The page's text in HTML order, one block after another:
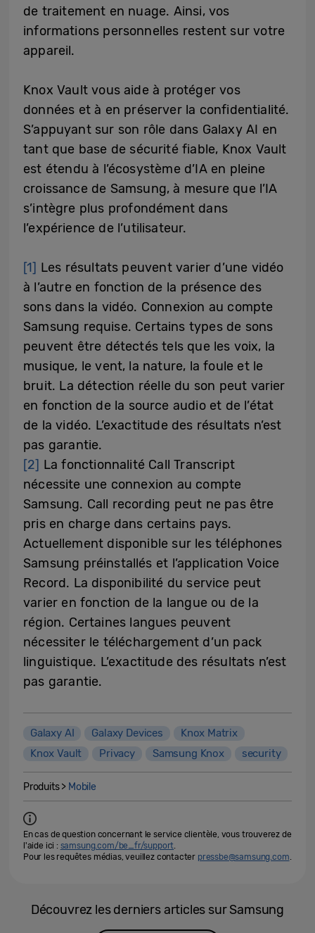
de traitement en nuage. Ainsi, vos
informations personnelles restent sur votre
appareil.
Knox Vault vous aide à protéger vos
données et à en préserver la confidentialité.
S’appuyant sur son rôle dans Galaxy AI en
tant que base de sécurité fiable, Knox Vault
est étendu à l’écosystème d’IA en pleine
croissance de Samsung, à mesure que l’IA
s’intègre plus profondément dans
l’expérience de l’utilisateur.
[1] Les résultats peuvent varier d’une vidéo
à l’autre en fonction de la présence des
sons dans la vidéo. Connexion au compte
Samsung requise. Certains types de sons
peuvent être détectés tels que les voix, la
musique, le vent, la nature, la foule et le
bruit. La détection réelle du son peut varier
en fonction de la source audio et de l’état
de la vidéo. L’exactitude des résultats n’est
pas garantie.
[2] La fonctionnalité Call Transcript
nécessite une connexion au compte
Samsung. Call recording peut ne pas être
pris en charge dans certains pays.
Actuellement disponible sur les téléphones
Samsung préinstallés et l’application Voice
Record. La disponibilité du service peut
varier en fonction de la langue ou de la
région. Certaines langues peuvent
nécessiter le téléchargement d’un pack
linguistique. L’exactitude des résultats n’est
pas garantie.
Galaxy AI Galaxy Devices
Knox Matrix
Knox Vault
Privacy Samsung Knox security
Produits > Mobile
En cas de question concernant le service clientèle, vous trouverez de
l'aide ici : samsung.com/be_fr/support
Pour les requêtes médias, veuillez contacter pressbe@samsung.com
Découvrez les derniers articles sur Samsung